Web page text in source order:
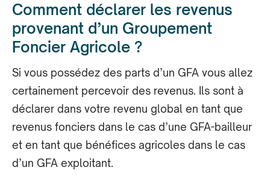
Comment déclarer les revenus
provenant d’un Groupement
Foncier Agricole ?
Si vous possédez des parts d’un GFA vous allez
certainement percevoir des revenus. Ils sont à
déclarer dans votre revenu global en tant que
revenus fonciers dans le cas d’une GFA-bailleur
et en tant que bénéfices agricoles dans le cas
d’un GFA exploitant.